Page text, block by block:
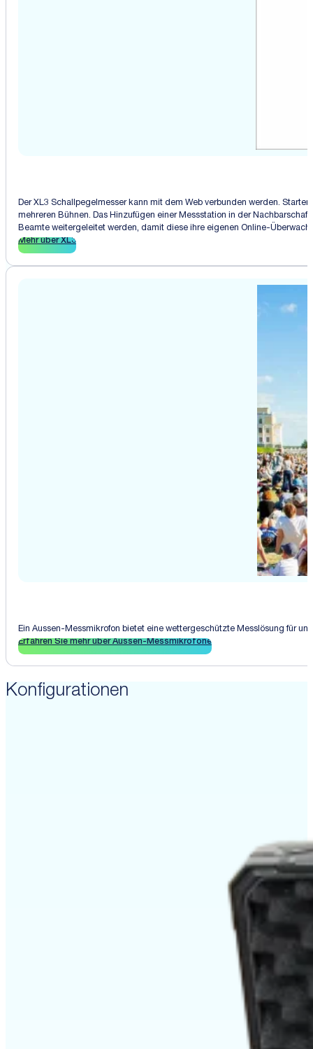
Der XL3 Schallpegelmesser kann mit dem Web verbunden werden.
mehreren Bühnen. Das Hinzufügen einer Messstation in der
Beamte weitergeleitet werden, damit diese ihre eigenen Online-
Mehr über XL3
Ein Aussen-Messmikrofon bietet eine wettergeschützte Messlösung für
Erfahren Sie mehr über Aussen-Messmikrofone
Konfigurationen